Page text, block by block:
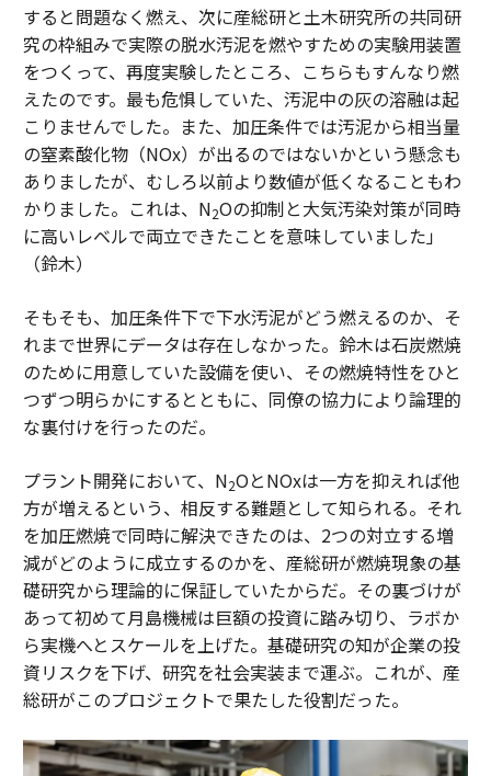
すると問題なく燃え、次に産総研と土木研究所の共同研
究の枠組みで実際の脱水汚泥を燃やすための実験用装置
をつくって、再度実験したところ、こちらもすんなり燃
えたのです。最も危惧していた、汚泥中の灰の溶融は起
こりませんでした。また、加圧条件では汚泥から相当量
の窒素酸化物（NOx）が出るのではないかという懸念も
ありましたが、むしろ以前より数値が低くなることもわ
かりました。これは、N2Oの抑制と大気汚染対策が同時
に高いレベルで両立できたことを意味していました」
（鈴木）
そもそも、加圧条件下で下水汚泥がどう燃えるのか、そ
れまで世界にデータは存在しなかった。鈴木は石炭燃焼
のために用意していた設備を使い、その燃焼特性をひと
つずつ明らかにするとともに、同僚の協力により論理的
な裏付けを行ったのだ。
プラント開発において、N2OとNOxは一方を抑えれば他
方が増えるという、相反する難題として知られる。それ
を加圧燃焼で同時に解決できたのは、2つの対立する増
減がどのように成立するのかを、産総研が燃焼現象の基
礎研究から理論的に保証していたからだ。その裏づけが
あって初めて月島機械は巨額の投資に踏み切り、ラボか
ら実機へとスケールを上げた。基礎研究の知が企業の投
資リスクを下げ、研究を社会実装まで運ぶ。これが、産
総研がこのプロジェクトで果たした役割だった。